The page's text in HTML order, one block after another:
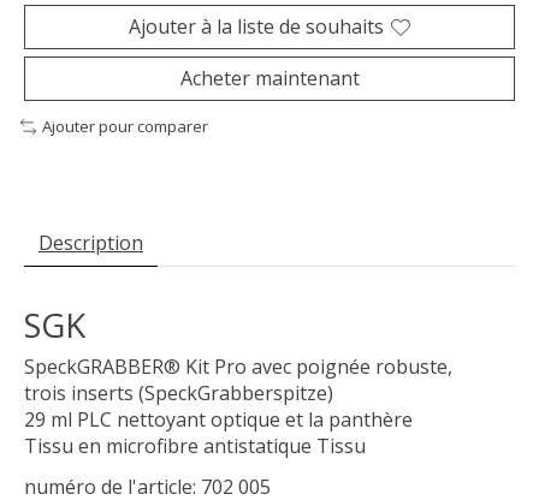
Ajouter à la liste de souhaits
Acheter maintenant
Ajouter pour comparer
Description
SGK
SpeckGRABBER® Kit Pro avec poignée robuste,
trois inserts (SpeckGrabberspitze)
29 ml PLC nettoyant optique et la panthère
Tissu en microfibre antistatique Tissu
numéro de l'article: 702 005